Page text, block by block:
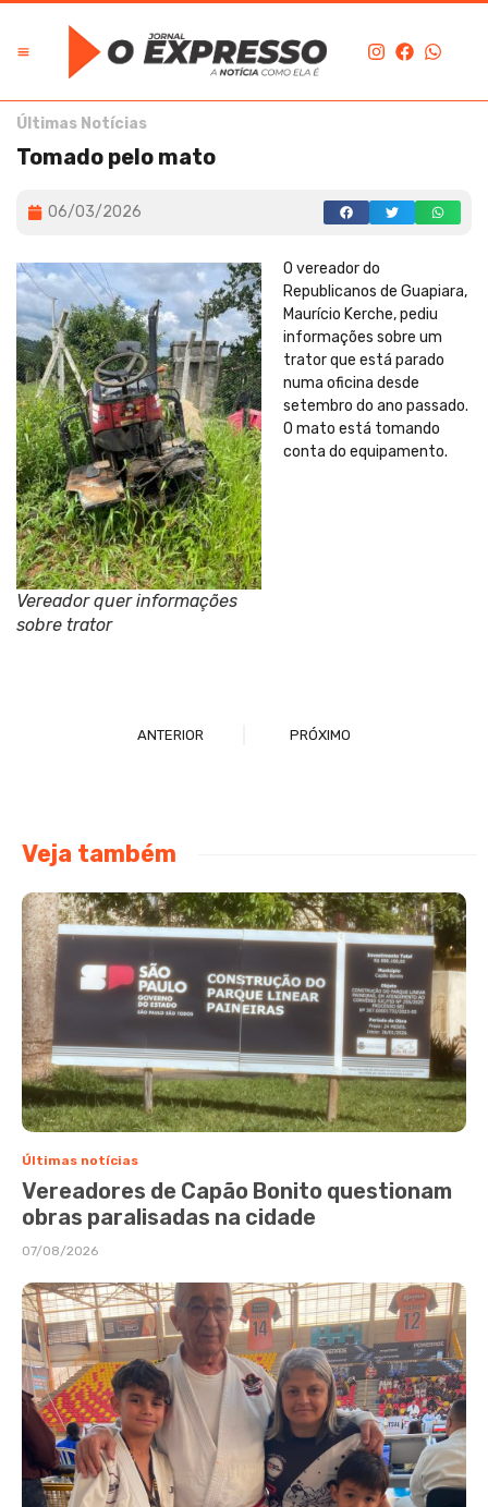
Últimas Notícias
Tomado pelo mato
06/03/2026
Vereador quer informações
sobre trator
O vereador do
Republicanos de Guapiara,
Maurício Kerche, pediu
informações sobre um
trator que está parado
numa oficina desde
setembro do ano passado.
O mato está tomando
conta do equipamento.
ANTERIOR PRÓXIMO
Veja também
Últimas notícias
Vereadores de Capão Bonito questionam
obras paralisadas na cidade
07/08/2026